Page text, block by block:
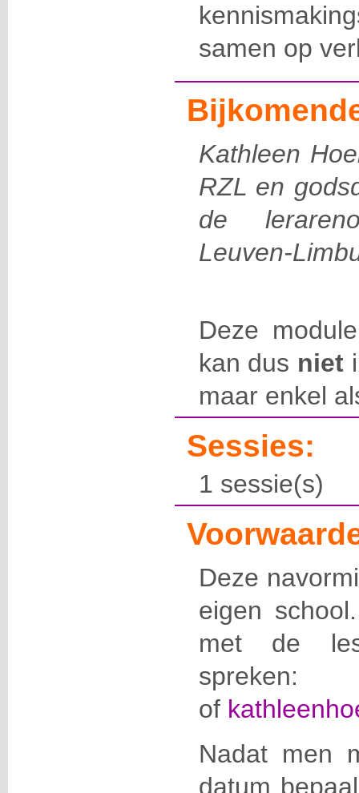
samen op
Kathleen
RZL en
de
Leuven-
Deze
kan dus niet
maar enkel
Sessies:
1 sessie(s)
Deze
eigen
met de
spreken:
of
Nadat men
datum